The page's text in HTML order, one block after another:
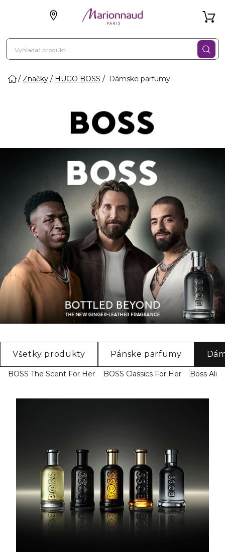
Značky HUGO BOSS Dámske parfumy
Všetky produkty Pánske parfumy
BOSS The Scent For Her BOSS Classics For Her Boss Alive